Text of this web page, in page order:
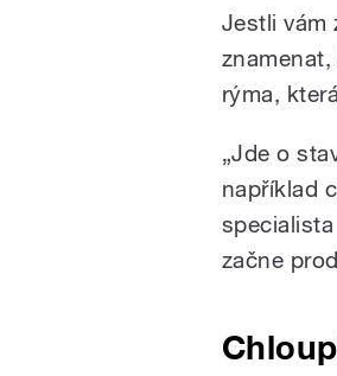
Jestli vám
rýma,
„Jde o
například
začne